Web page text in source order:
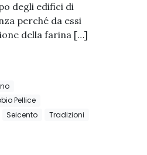
degli edifici di
perché da essi
della farina […]
Pellice
Seicento
Tradizioni